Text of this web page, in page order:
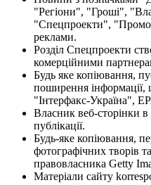
"Регіони", "Гроші",
"Спецпроекти",
реклами.
Розділ Спецпроекти
комерційними
Будь яке копіювання,
поширення інформації,
"Інтерфакс-Україна",
Власник веб-сторінки в
публікації.
Будь-яке копіювання,
фотографічних творів
правовласника Getty
Матеріали сайту